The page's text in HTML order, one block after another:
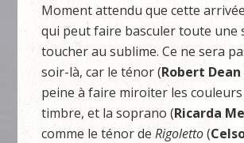
Moment attendu que cette
qui peut faire basculer toute une
toucher au sublime. Ce ne sera
soir-là, car le ténor (Robert
peine à faire miroiter les
timbre, et la soprano (Ricarda
comme le ténor deRigoletto(